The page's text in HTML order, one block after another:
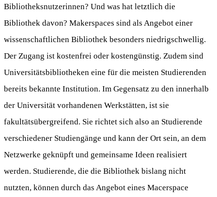
Bibliotheksnutzerinnen? Und was hat letztlich die
Bibliothek davon? Makerspaces sind als Angebot einer
wissenschaftlichen Bibliothek besonders niedrigschwellig.
Der Zugang ist kostenfrei oder kostengünstig. Zudem sind
Universitätsbibliotheken eine für die meisten Studierenden
bereits bekannte Institution. Im Gegensatz zu den innerhalb
der Universität vorhandenen Werkstätten, ist sie
fakultätsübergreifend. Sie richtet sich also an Studierende
verschiedener Studiengänge und kann der Ort sein, an dem
Netzwerke geknüpft und gemeinsame Ideen realisiert
werden. Studierende, die die Bibliothek bislang nicht
nutzten, können durch das Angebot eines Macerspace